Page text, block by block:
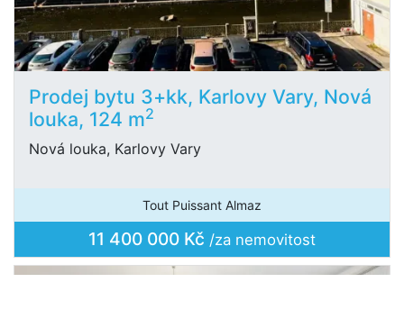
Prodej bytu 3+kk, Karlovy Vary, Nová
louka, 124 m2
Nová louka, Karlovy Vary
Tout Puissant Almaz
11 400 000 Kč /za nemovitost